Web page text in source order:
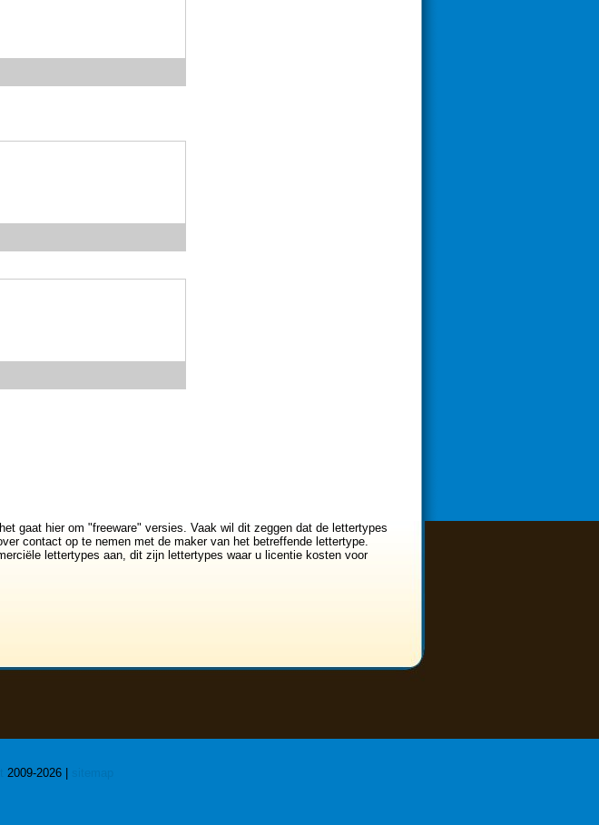
gaat hier om "freeware" versies. Vaak wil dit zeggen dat de lettertypes
contact op te nemen met de maker van het betreffende lettertype.
lettertypes aan, dit zijn lettertypes waar u licentie kosten voor
2009-2026 |